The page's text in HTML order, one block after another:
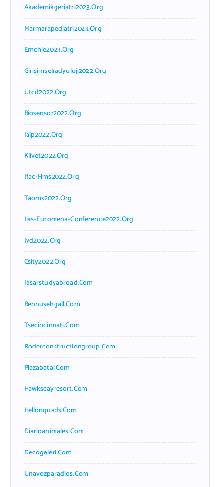
Akademikgeriatri2023.org
Marmarapediatri2023.org
Emchie2023.org
Girisimselradyoloji2022.org
Utcd2022.org
Biosensor2022.org
Ialp2022.org
Klivet2022.org
Ifac-Hms2022.org
Taoms2022.org
Iias-Euromena-Conference2022.org
Ivd2022.org
Csity2022.org
Ibsarstudyabroad.com
Bennusehgall.com
Tsecincinnati.com
Roderconstructiongroup.com
Plazabatai.com
Hawkscayresort.com
Hellonquads.com
Diarioanimales.com
Decogaleri.com
Unavozparadios.com